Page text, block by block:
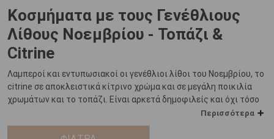
Κοσμήματα με τους Γενέθλιους
Λίθους Νοεμβρίου - Τοπάζι &
Citrine
Λαμπεροί και εντυπωσιακοί οι γενέθλιοι λίθοι του Νοεμβρίου, το
citrine σε αποκλειστικά κίτρινο χρώμα και σε μεγάλη ποικιλία
χρωμάτων και το τοπάζι. Είναι αρκετά δημοφιλείς και όχι τόσο
σπάνιοι όσο άλλοι γενέθλιοι λίθοι γεγονός που από οικονομικής
πλευράς τους κάνει πιο προσιτούς ακόμα και σε μεγάλα μεγέθη.
Περισσότερα